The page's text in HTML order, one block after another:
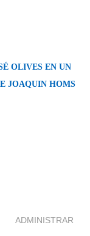
OLIVES EN UN
JOAQUIN HOMS
ADMINISTRAR